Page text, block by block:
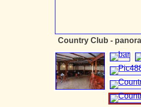
Country Club -